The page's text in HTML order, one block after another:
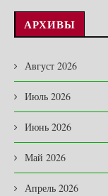
АРХИВЫ
Август 2026
Июль 2026
Июнь 2026
Май 2026
Апрель 2026